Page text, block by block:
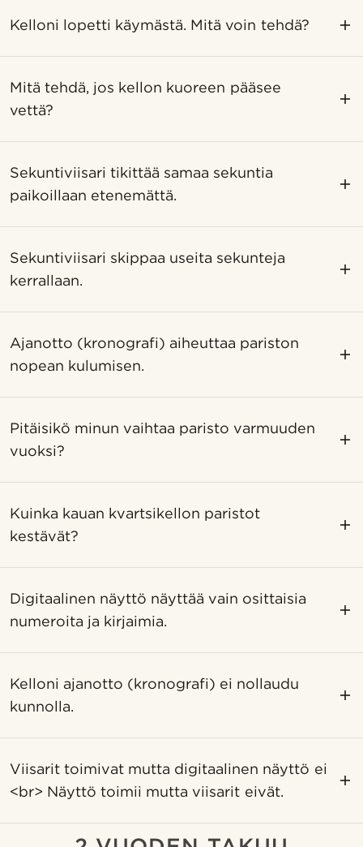
Kelloni lopetti käymästä. Mitä voin tehdä?
Mitä tehdä, jos kellon kuoreen pääsee
vettä?
Sekuntiviisari tikittää samaa sekuntia
paikoillaan etenemättä.
Sekuntiviisari skippaa useita sekunteja
kerrallaan.
Ajanotto (kronografi) aiheuttaa pariston
nopean kulumisen.
Pitäisikö minun vaihtaa paristo varmuuden
vuoksi?
Kuinka kauan kvartsikellon paristot
kestävät?
Digitaalinen näyttö näyttää vain osittaisia ​​
numeroita ja kirjaimia.
Kelloni ajanotto (kronografi) ei nollaudu
kunnolla.
Viisarit toimivat mutta digitaalinen näyttö ei
<br> Näyttö toimii mutta viisarit eivät.